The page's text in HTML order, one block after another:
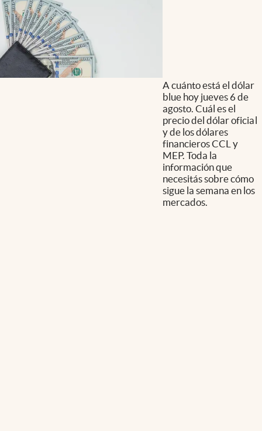
A cuánto está el dólar
blue hoy jueves 6 de
agosto. Cuál es el
precio del dólar oficial
y de los dólares
financieros CCL y
MEP. Toda la
información que
necesitás sobre cómo
sigue la semana en los
mercados.